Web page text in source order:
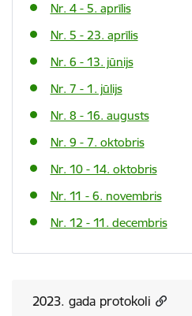
Nr. 4 - 5. aprīlis
Nr. 5 - 23. aprīlis
Nr. 6 - 13. jūnijs
Nr. 7 - 1. jūlijs
Nr. 8 - 16. augusts
Nr. 9 - 7. oktobris
Nr. 10 - 14. oktobris
Nr. 11 - 6. novembris
Nr. 12 - 11. decembris
2023. gada protokoli